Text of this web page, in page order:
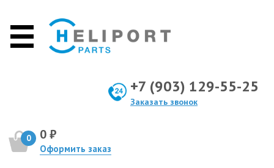
+7 (903) 129-55-25
Заказать звонок
0 0 ₽
Оформить заказ